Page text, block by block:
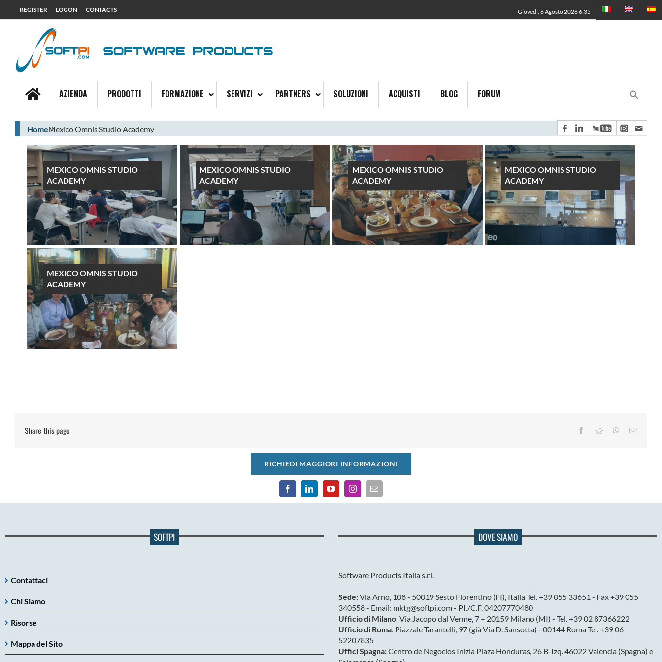
REGISTER LOGON CONTACTS Giovedì, 6 Agosto 2026 6:35
AZIENDA PRODOTTI FORMAZIONE SERVIZI PARTNERS SOLUZIONI ACQUISTI BLOG FORUM
HomeMexico Omnis Studio Academy
MEXICO OMNIS STUDIO
ACADEMY
MEXICO OMNIS STUDIO
ACADEMY
MEXICO OMNIS STUDIO
ACADEMY
MEXICO OMNIS STUDIO
ACADEMY
MEXICO OMNIS STUDIO
ACADEMY
Share this page
RICHIEDI MAGGIORI INFORMAZIONI
SOFTPI
Contattaci
Chi Siamo
Risorse
Mappa del Sito
DOVE SIAMO
Software Products Italia s.r.l.
Sede:Via Arno, 108 - 50019 Sesto Fiorentino (FI), Italia Tel. +39 055 33651 - Fax +39 055
340558 - Email: mktg@softpi.com - P.I./C.F. 04207770480
Ufficio di Milano: Via Jacopo dal Verme, 7 – 20159 Milano (MI) - Tel. +39 02 87366222
Ufficio di Roma: Piazzale Tarantelli, 97 (già Via D. Sansotta) - 00144 Roma Tel. +39 06
52207835
Uffici Spagna:Centro de Negocios Inizia Plaza Honduras, 26 B-Izq. 46022 Valencia (Spagna) e